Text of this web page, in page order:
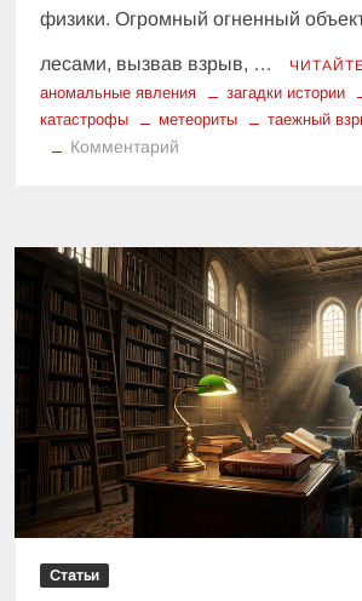
физики. Огромный огненный
лесами, вызвав взрыв, …
аномальные явления загадки истории
катастрофы
метеориты таежный
Комментарий
огненного
шара,
потрясшего
планету
Статьи